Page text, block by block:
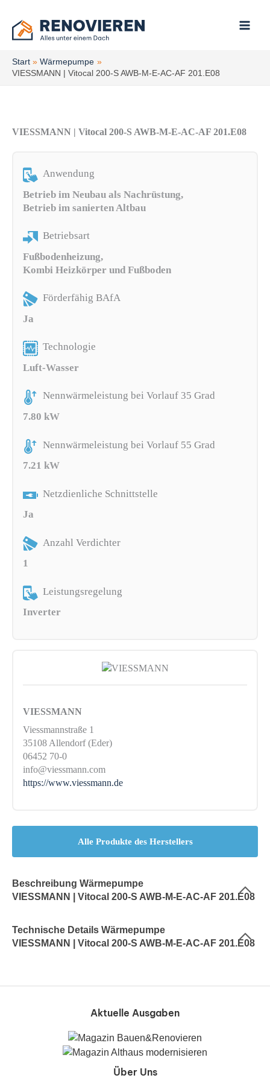
Inhalt
springen
Start
Wärmepumpe
VIESSMANN | Vitocal 200-S AWB-M-E-AC-AF 201.E08
VIESSMANN | Vitocal 200-S AWB-M-E-AC-AF 201.E08
Anwendung
Betrieb im Neubau als Nachrüstung,
Betrieb im sanierten Altbau
Betriebsart
Fußbodenheizung,
Kombi Heizkörper und Fußboden
Förderfähig BAfA
Ja
Technologie
Luft-Wasser
Nennwärmeleistung bei Vorlauf 35 Grad
7.80 kW
Nennwärmeleistung bei Vorlauf 55 Grad
7.21 kW
Netzdienliche Schnittstelle
Ja
Anzahl Verdichter
1
Leistungsregelung
Inverter
VIESSMANN
Viessmannstraße 1
35108 Allendorf (Eder)
06452 70-0
info@viessmann.com
https://www.viessmann.de
Alle Produkte des Herstellers
Beschreibung Wärmepumpe
VIESSMANN | Vitocal 200-S AWB-M-E-AC-AF 201.E08
Technische Details Wärmepumpe
VIESSMANN | Vitocal 200-S AWB-M-E-AC-AF 201.E08
Aktuelle Ausgaben
Über Uns